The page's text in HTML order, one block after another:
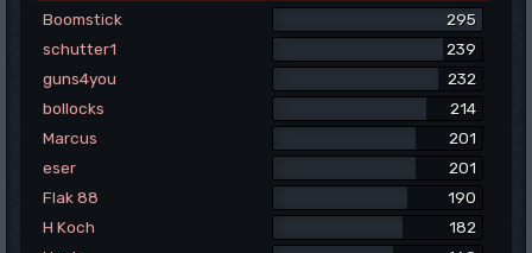
Boomstick
295
schutter1
239
guns4you
232
bollocks
214
Marcus
201
eser
201
Flak 88
190
H Koch
182